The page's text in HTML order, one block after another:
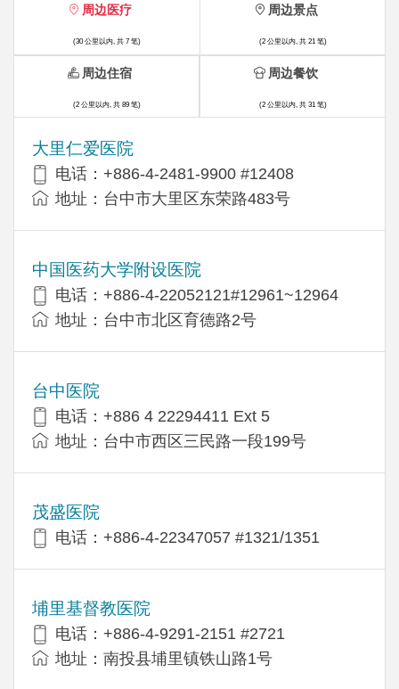
周边医疗
(30 公里以内, 共 7 笔)
大里仁爱医院
电话：+886-4-2481-9900 #12408
地址：台中市大里区东荣路483号
中国医药大学附设医院
电话：+886-4-22052121#12961~12964
地址：台中市北区育德路2号
台中医院
电话：+886 4 22294411 Ext 5
地址：台中市西区三民路一段199号
茂盛医院
电话：+886-4-22347057 #1321/1351
埔里基督教医院
电话：+886-4-9291-2151 #2721
地址：南投县埔里镇铁山路1号
周边景点
(2 公里以内, 共 21 笔)
周边住宿
(2 公里以内, 共 89 笔)
周边餐饮
(2 公里以内, 共 31 笔)